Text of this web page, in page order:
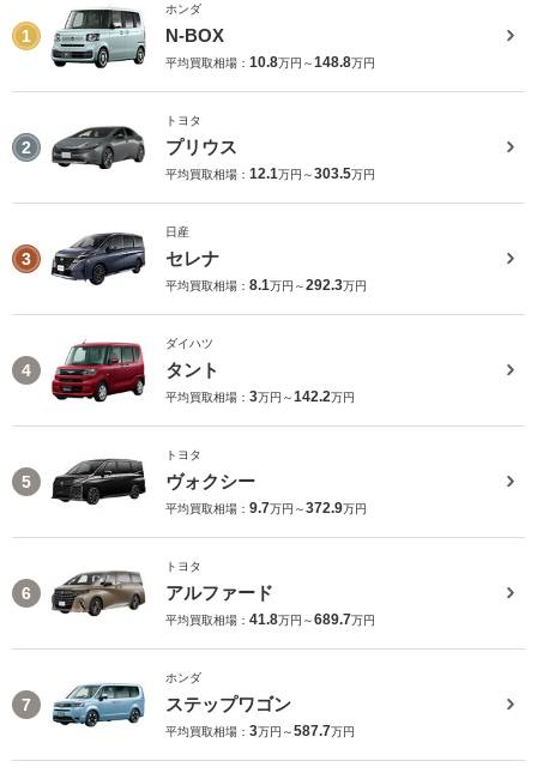
1
ホンダ
N-BOX
平均買取相場： 10.8万円～148.8万円
2
トヨタ
プリウス
平均買取相場： 12.1万円～303.5万円
3
日産
セレナ
平均買取相場： 8.1万円～292.3万円
4
ダイハツ
タント
平均買取相場： 3万円～142.2万円
5
トヨタ
ヴォクシー
平均買取相場： 9.7万円～372.9万円
6
トヨタ
アルファード
平均買取相場： 41.8万円～689.7万円
7
ホンダ
ステップワゴン
平均買取相場： 3万円～587.7万円